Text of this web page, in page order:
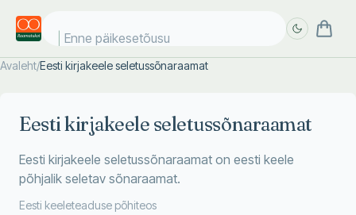
Enne päikesetõusu
Avaleht/Eesti kirjakeele seletussõnaraamat
Eesti kirjakeele seletussõnaraamat
Eesti kirjakeele seletussõnaraamat on eesti keele
põhjalik seletav sõnaraamat.
Eesti keeleteaduse põhiteos